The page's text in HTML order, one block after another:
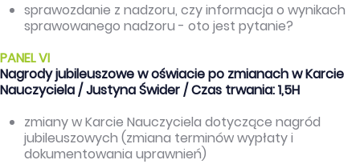
sprawozdanie z nadzoru, czy informacja o wynikach
sprawowanego nadzoru - oto jest pytanie?
PANEL VI
Nagrody jubileuszowe w oświacie po zmianach w Karcie
Nauczyciela / Justyna Świder / Czas trwania: 1,5H
zmiany w Karcie Nauczyciela dotyczące nagród
jubileuszowych (zmiana terminów wypłaty i
dokumentowania uprawnień)